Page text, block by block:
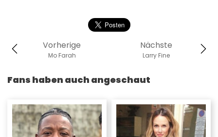
Nächste
Larry Fine
Vorherige
Mo Farah
Fans haben auch angeschaut